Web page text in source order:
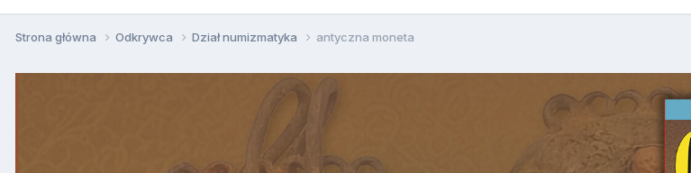
Strona główna Odkrywca Dział numizmatyka antyczna moneta